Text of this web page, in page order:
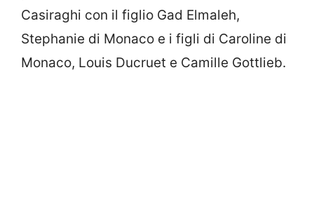
Casiraghi con il figlio Gad Elmaleh,
Stephanie di Monaco e i figli di Caroline di
Monaco, Louis Ducruet e Camille Gottlieb.